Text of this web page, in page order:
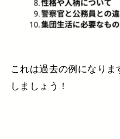
これは過去の例になり
しましょう！